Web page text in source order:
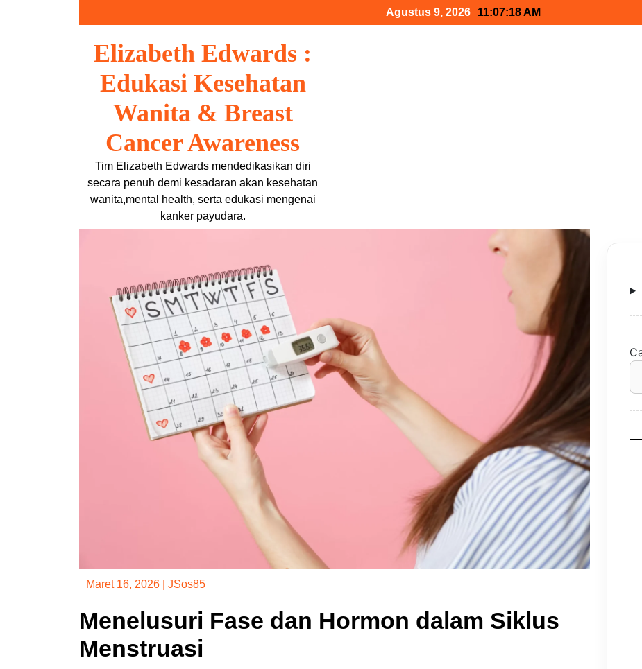
Agustus 9, 2026 11:07:19 AM
Elizabeth Edwards :
Edukasi Kesehatan
Wanita & Breast
Cancer Awareness
Tim Elizabeth Edwards mendedikasikan diri
secara penuh demi kesadaran akan kesehatan
wanita,mental health, serta edukasi mengenai
kanker payudara.
Maret 16, 2026 JSos85
Menelusuri Fase dan Hormon dalam Siklus
Menstruasi